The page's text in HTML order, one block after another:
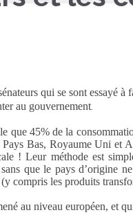
qui se sont essayé
au gouvernement.
que 45% de la
Bas, Royaume Uni et
! Leur méthode est
que le pays d’origine
compris les produits
au niveau européen, et